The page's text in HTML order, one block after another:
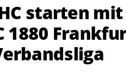
starten mit
1880